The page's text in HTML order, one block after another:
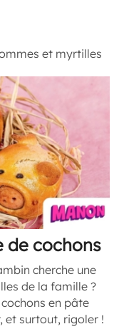
et myrtilles
de cochons
cherche une
de la famille ?
en pâte
et surtout, rigoler !